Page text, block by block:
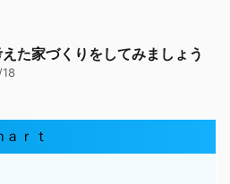
た家づくりをしてみましょう
ｒｔ